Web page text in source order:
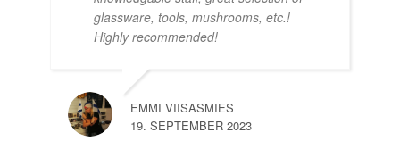
glassware, tools, mushrooms, etc.!
Highly recommended!
EMMI VIISASMIES
19. SEPTEMBER 2023